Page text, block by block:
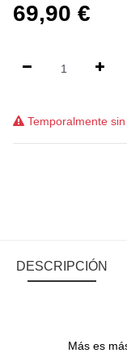
69,90 €
Temporalmente
DESCRIPCIÓN
Más es